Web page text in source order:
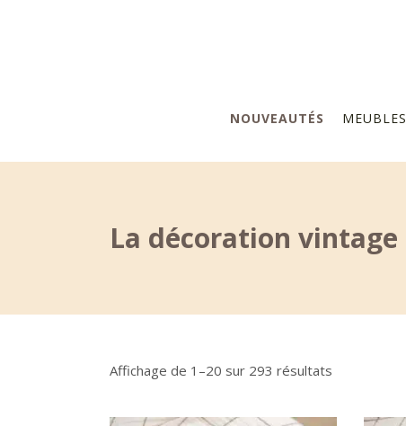
NOUVEAUTÉS MEUBLES
La décoration vintage
Affichage de 1–20 sur 293 résultats